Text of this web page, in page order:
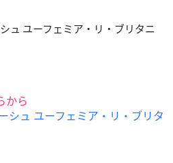
ュ ユーフェミア・リ・ブリタニ
から
シュ ユーフェミア・リ・ブリタ